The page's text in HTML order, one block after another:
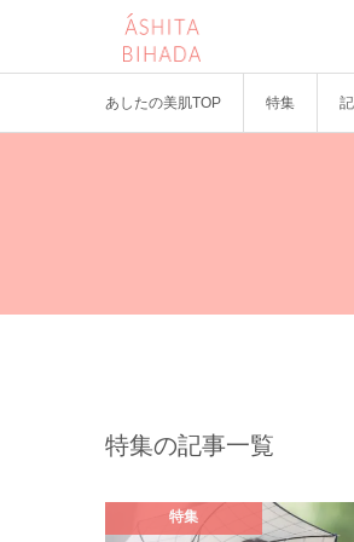
あしたの美肌TOP 特集
特集の記事一覧
特集